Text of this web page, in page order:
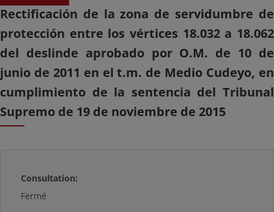
Rectificación de la zona de servidumbre de
protección entre los vértices 18.032 a 18.062
del deslinde aprobado por O.M. de 10 de
junio de 2011 en el t.m. de Medio Cudeyo, en
cumplimiento de la sentencia del Tribunal
Supremo de 19 de noviembre de 2015
Consultation:
Fermé